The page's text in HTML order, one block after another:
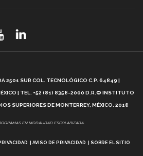
el Modelo Educativo Tec? (video)
Feminismo e Inteligencia Artificial, Paola
2501 SUR COL. TECNOLÓGICO C.P. 64849 |
| TEL. +52 (81) 8358-2000 D.R.© INSTITUTO
SUPERIORES DE MONTERREY, MÉXICO. 2018
EN MODALIDAD ESCOLARIZADA.
AVISO DE PRIVACIDAD SOBRE EL SITIO